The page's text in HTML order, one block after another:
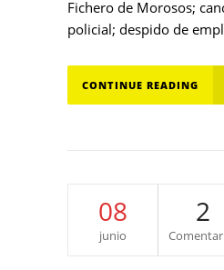
Fichero de Morosos;
policial; despido de
CONTINUE READING
08
junio
2